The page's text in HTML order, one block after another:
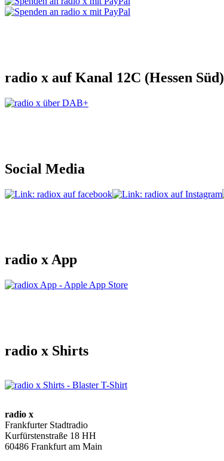
radio x auf Kanal 12C (Hessen Süd)
Social Media
radio x App
radio x Shirts
radio x
Frankfurter Stadtradio
Kurfürstenstraße 18 HH
60486 Frankfurt am Main